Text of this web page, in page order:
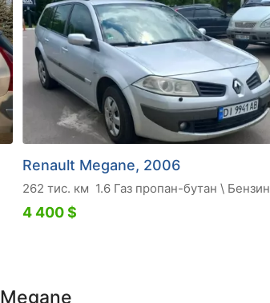
Renault Megane, 2006
262 тис. км 1.6 Газ пропан-бутан \ Бензин
4 400 $